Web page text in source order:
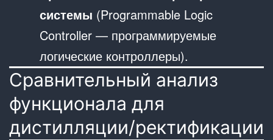
системы (Programmable Logic
Controller — программируемые
логические контроллеры).
Сравнительный анализ
функционала для
дистилляции/ректификации